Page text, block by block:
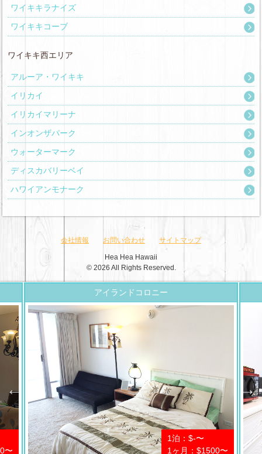
ワイキキラナイズ
ワイキキコーブ
ワイキキ西エリア
アルーア・ワイキキ
イリカイ
イリカイマリーナ
インオンザパーク
ウォーターマーク
ディスカバリーベイ
ハワイアンモナーク
会社情報 お問い合わせ サイトマップ
Hea Hea Hawaii
© 2026 All Rights Reserved.
〜
アイランドコロニー
1泊：$-〜
1ヶ月：$1500〜